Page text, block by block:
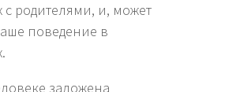
родителями, и, может
поведение в
заложена